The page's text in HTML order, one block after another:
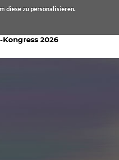
diese zu personalisieren.
Kongress 2026